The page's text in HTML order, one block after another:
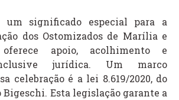
um significado especial para a
dos Ostomizados de Marília e
apoio, acolhimento e
jurídica. Um marco
celebração é a lei 8.619/2020, do
Esta legislação garante a